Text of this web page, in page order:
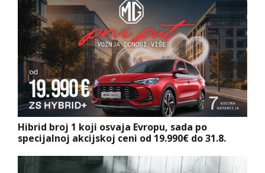
Hibrid broj 1 koji osvaja Evropu, sada po
specijalnoj akcijskoj ceni od 19.990€ do 31.8.